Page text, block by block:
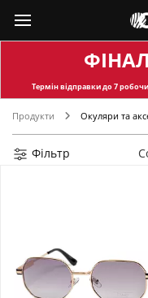
Термін відправкидо 7
Продукти Окуляри та
Фільтр